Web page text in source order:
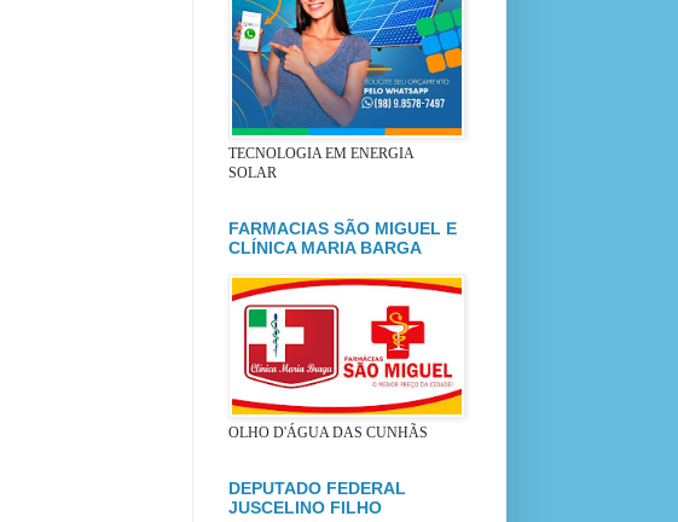
TECNOLOGIA EM ENERGIA
SOLAR
FARMACIAS SÃO MIGUEL E
CLÍNICA MARIA BARGA
OLHO D'ÁGUA DAS CUNHÃS
DEPUTADO FEDERAL
JUSCELINO FILHO